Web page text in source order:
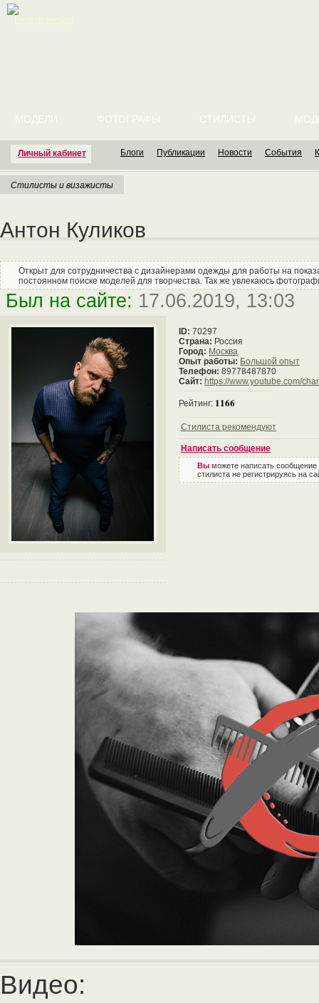
Личный кабинет
МОДЕЛИ ФОТОГРАФЫ СТИЛИСТЫ
Блоги Публикации Новости События
Стилисты и визажисты
Антон Куликов
Открыт для сотрудничества с дизайнерами одежды для работы на
постоянном поиске моделей для творчества. Так же увлекаюсь
Был на сайте: 17.06.2019, 13:03
ID: 70297
Страна: Россия
Город: Москва
Опыт работы: Большой опыт
Телефон: 89778487870
Сайт: https://www.youtube.com/
Рейтинг: 1166
Стилиста рекомендуют
Написать сообщение
Вы можете написать сообщение
стилиста не регистрируясь на
Видео: